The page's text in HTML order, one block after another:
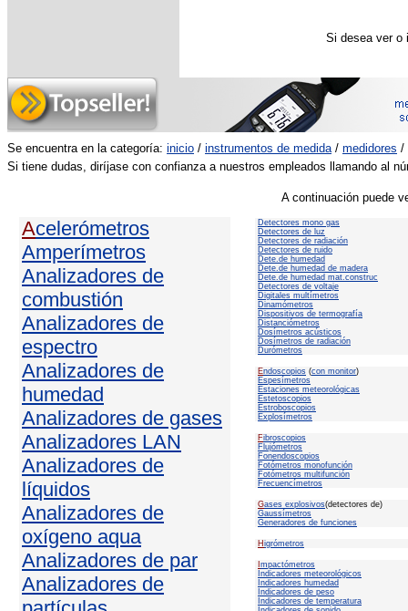
Si desea ver o
Se encuentra en la categoría: inicio / instrumentos de medida/ medidores /
Si tiene dudas, diríjase con confianza a nuestros empleados llamando al
A continuación puede
Acelerómetros
Amperímetros
Analizadores de
combustión
Analizadores de
espectro
Analizadores de
humedad
Analizadores de gases
Analizadores LAN
Analizadores de
líquidos
Analizadores de
oxígeno aqua
Analizadores de par
Analizadores de
Detectores mono gas
Detectores de luz
Detectores de radiación
Detectores de ruido
Dete.de humedad
Dete.de humedad de madera
Dete.de humedad mat.construc
Detectores de voltaje
Digitales multímetros
Dinamómetros
Dispositivos de termografía
Distanciómetros
Dosímetros acústicos
Dosímetros de radiación
Durómetros
Endoscopios (con monitor)
Espesímetros
Estaciones meteorológicas
Estetoscopios
Estroboscopios
Explosímetros
Fibroscopios
Flujómetros
Fonendoscopios
Fotómetros monofunción
Fotómetros multifunción
Frecuencímetros
Gases explosivos(detectores de)
Gaussímetros
Generadores de funciones
H igrómetros
mpactómetros
Indicadores meteorológicos
Indicadores humedad
Indicadores de peso
Indicadores de temperatura